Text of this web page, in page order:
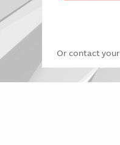
Or contact your